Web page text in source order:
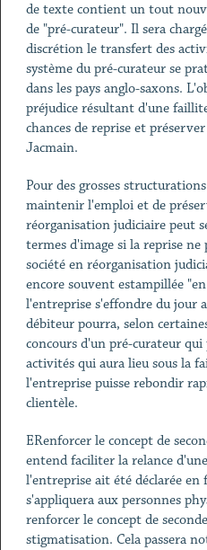
de texte contient un tout
de "pré-curateur". Il sera
discrétion le transfert des
système du pré-curateur se
dans les pays anglo-saxons.
préjudice résultant d'une
chances de reprise et
Jacmain.
Pour des grosses
maintenir l'emploi et de
réorganisation judiciaire peut
termes d'image si la reprise
société en réorganisation
encore souvent estampillée
l'entreprise s'effondre du jour
débiteur pourra, selon
concours d'un pré-curateur
activités qui aura lieu sous la
l'entreprise puisse rebondir
clientèle.
ERenforcer le concept de
entend faciliter la relance
l'entreprise ait été déclarée en
s'appliquera aux personnes
renforcer le concept de
stigmatisation. Cela passera